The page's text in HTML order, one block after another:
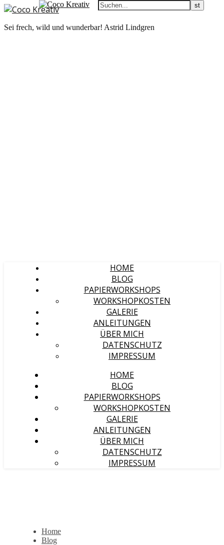
Sei frech, wild und wunderbar! Astrid Lindgren
HOME
BLOG
PAPIERWORKSHOPS
WORKSHOPKOSTEN
GALERIE
ANLEITUNGEN
ÜBER MICH
DATENSCHUTZ
IMPRESSUM
HOME
BLOG
PAPIERWORKSHOPS
WORKSHOPKOSTEN
GALERIE
ANLEITUNGEN
ÜBER MICH
DATENSCHUTZ
IMPRESSUM
Home
Blog